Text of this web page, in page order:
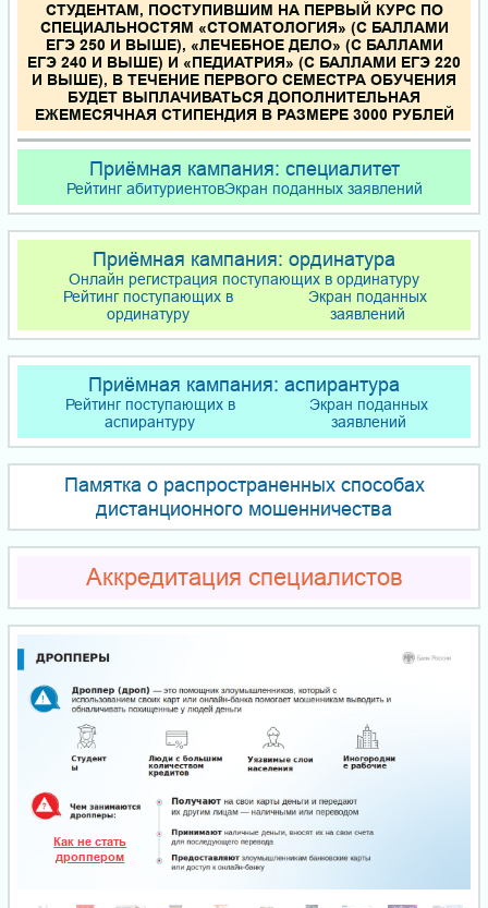
СТУДЕНТАМ, ПОСТУПИВШИМ НА ПЕРВЫЙ КУРС ПО
СПЕЦИАЛЬНОСТЯМ «СТОМАТОЛОГИЯ» (С БАЛЛАМИ
ЕГЭ 250 И ВЫШЕ), «ЛЕЧЕБНОЕ ДЕЛО» (С БАЛЛАМИ
ЕГЭ 240 И ВЫШЕ) И «ПЕДИАТРИЯ» (С БАЛЛАМИ ЕГЭ 220
И ВЫШЕ), В ТЕЧЕНИЕ ПЕРВОГО СЕМЕСТРА ОБУЧЕНИЯ
БУДЕТ ВЫПЛАЧИВАТЬСЯ ДОПОЛНИТЕЛЬНАЯ
ЕЖЕМЕСЯЧНАЯ СТИПЕНДИЯ В РАЗМЕРЕ 3000 РУБЛЕЙ
Приёмная кампания: специалитет
Рейтинг абитуриентовЭкран поданных заявлений
Приёмная кампания: ординатура
Онлайн регистрация поступающих в ординатуру
Рейтинг поступающих в
ординатуру
Экран поданных
заявлений
Приёмная кампания: аспирантура
Рейтинг поступающих в
аспирантуру
Экран поданных
заявлений
Памятка о распространенных способах
дистанционного мошенничества
Аккредитация специалистов